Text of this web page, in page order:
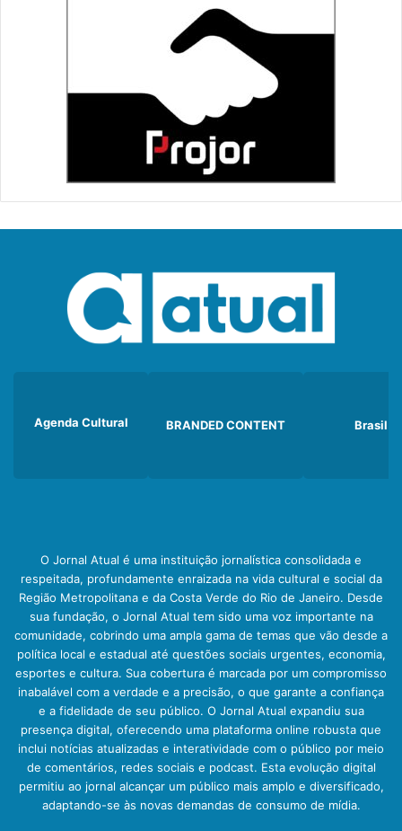
Agenda Cultural BRANDED CONTENT Brasil
O Jornal Atual é uma instituição jornalística consolidada e
respeitada, profundamente enraizada na vida cultural e social da
Região Metropolitana e da Costa Verde do Rio de Janeiro. Desde
sua fundação, o Jornal Atual tem sido uma voz importante na
comunidade, cobrindo uma ampla gama de temas que vão desde a
política local e estadual até questões sociais urgentes, economia,
esportes e cultura. Sua cobertura é marcada por um compromisso
inabalável com a verdade e a precisão, o que garante a confiança
e a fidelidade de seu público. O Jornal Atual expandiu sua
presença digital, oferecendo uma plataforma online robusta que
inclui notícias atualizadas e interatividade com o público por meio
de comentários, redes sociais e podcast. Esta evolução digital
permitiu ao jornal alcançar um público mais amplo e diversificado,
adaptando-se às novas demandas de consumo de mídia.